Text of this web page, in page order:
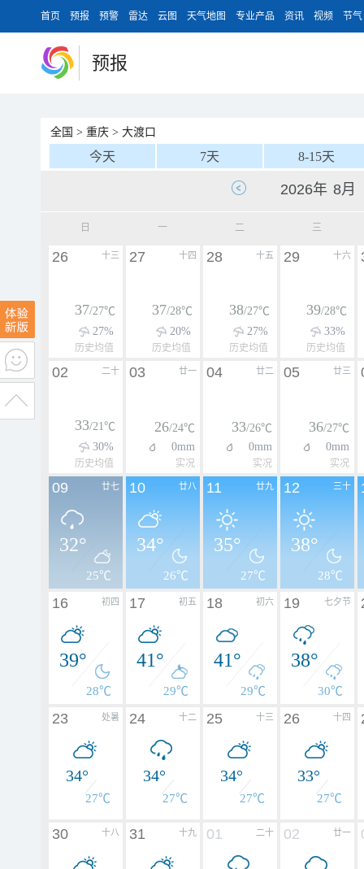
首页 预报 预警 雷达 云图 天气地图 专业产品 资讯 视频 节气
预报
全国 > 重庆 > 大渡口
今天 7天 8-15天
日 一 二 三
十三
26
37/27℃
27%
历史均值
十四
27
37/28℃
20%
历史均值
十五
28
38/27℃
27%
历史均值
十六
29
39/28℃
33%
历史均值
二十
02
33/21℃
30%
历史均值
廿一
03
26/24℃
0mm
实况
廿二
04
33/26℃
0mm
实况
廿三
05
36/27℃
0mm
实况
廿七
09
32°
25℃
廿八
10
34°
26℃
廿九
11
35°
27℃
三十
12
38°
28℃
初四
16
39°
28℃
初五
17
41°
29℃
初六
18
41°
29℃
七夕节
19
38°
30℃
处暑
23
34°
27℃
十二
24
34°
27℃
十三
25
34°
27℃
十四
26
33°
27℃
十八
30 十九
31 二十
01 廿一
02